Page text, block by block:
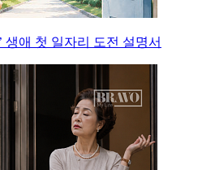
생애 첫 일자리 도전 설명서